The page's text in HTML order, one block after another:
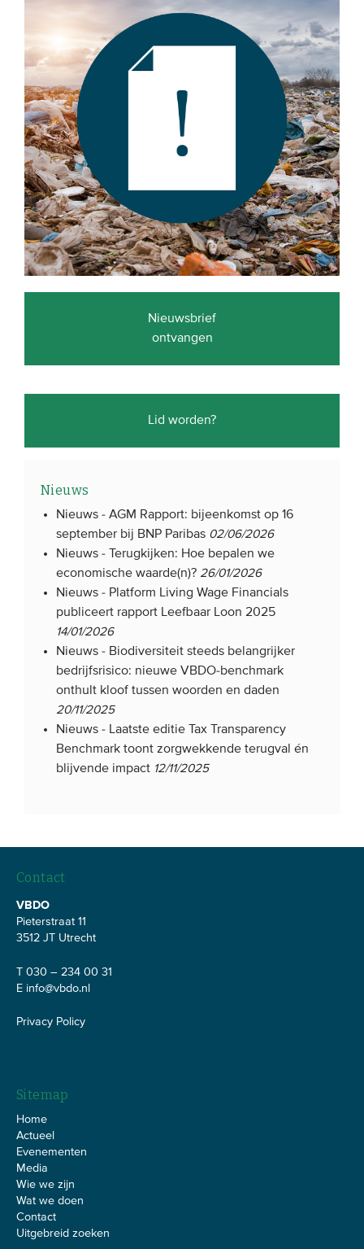
Nieuwsbrief
ontvangen
Lid worden?
Nieuws
Nieuws -AGM Rapport: bijeenkomst op 16
september bij BNP Paribas 02/06/2026
Nieuws -
Terugkijken: Hoe bepalen we
economische waarde(n)? 26/01/2026
Nieuws - Platform Living Wage Financials
publiceert rapport Leefbaar Loon 2025
14/01/2026
Nieuws - Biodiversiteit steeds belangrijker
bedrijfsrisico: nieuwe VBDO-benchmark
onthult kloof tussen woorden en daden
20/11/2025
Nieuws - Laatste editie Tax Transparency
Benchmark toont zorgwekkende terugval én
blijvende impact 12/11/2025
Contact
VBDO
Pieterstraat 11
3512 JT Utrecht
T 030 – 234 00 31
E info@vbdo.nl
Privacy Policy
Sitemap
Home
Actueel
Evenementen
Media
Wie we zijn
Wat we doen
Contact
Uitgebreid zoeken